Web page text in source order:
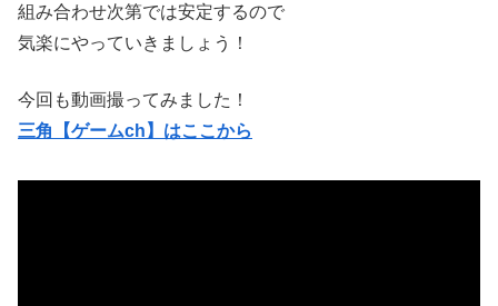
組み合わせ次第では安定するので
気楽にやっていきましょう！
今回も動画撮ってみました！
三角【ゲームch】はここから